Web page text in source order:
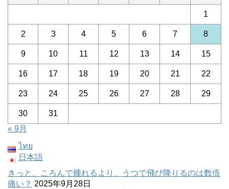
1
2 3 4 5 6 7 8
9 10 11 12 13 14 15
16 17 18 19 20 21 22
23 24 25 26 27 28 29
30
31
« 9月
ไทย
日本語
きっと、ころんで腫れるより、うつで飛び降りるのは数倍
痛い？ 2025年9月28日